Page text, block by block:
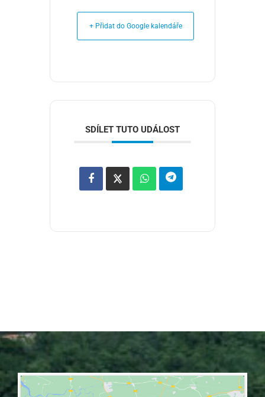
+ Přidat do Google kalendáře
SDÍLET TUTO UDÁLOST